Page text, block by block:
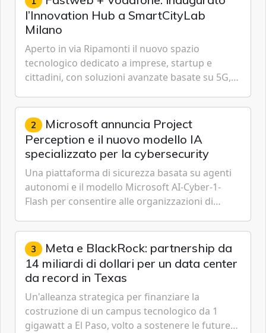
l’Innovation Hub a SmartCityLab
Milano
Aperto in via Ripamonti il nuovo spazio
tecnologico dedicato a imprese, startup e
cittadini, con soluzioni avanzate basate su 5G,
Cybersecurity.
2 Microsoft annuncia Project
Perception e il nuovo modello IA
specializzato per la cybersecurity
Una piattaforma di sicurezza basata su agenti
autonomi e il modello Microsoft AI-Cyber-1-
Flash per consentire alle organizzazioni di
gestione continua del rischio.
3 Meta e BlackRock: partnership da
14 miliardi di dollari per un data center
da record in Texas
Un'alleanza strategica per finanziare la
costruzione di un campus tecnologico da 1
gigawatt a El Paso, volto a sostenere le future